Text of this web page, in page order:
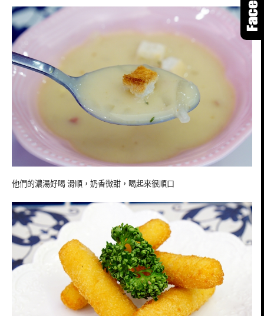
他們的濃湯好喝 滑順，奶香微甜，喝起來很順口